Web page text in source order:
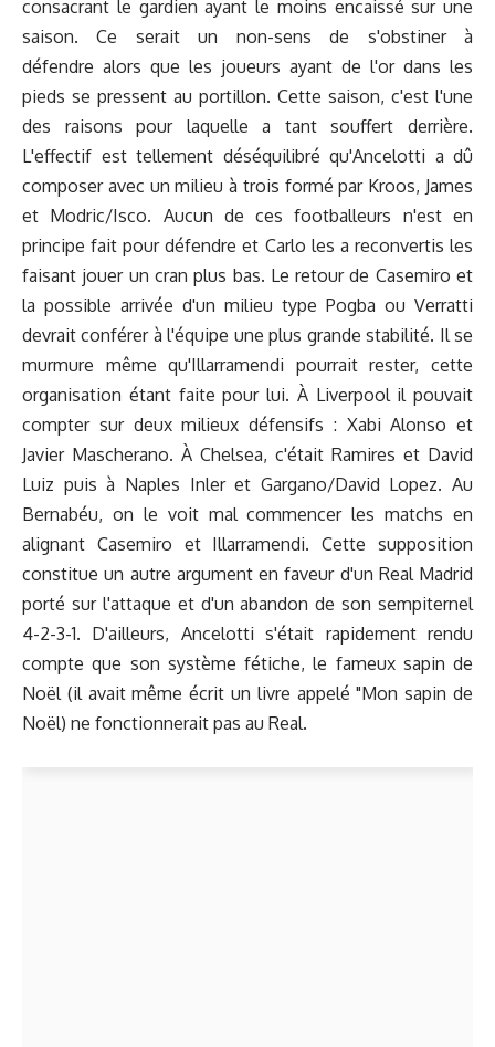
consacrant le gardien ayant le moins encaissé sur une
saison. Ce serait un non-sens de s'obstiner à
défendre alors que les joueurs ayant de l'or dans les
pieds se pressent au portillon. Cette saison, c'est l'une
des raisons pour laquelle a tant souffert derrière.
L'effectif est tellement déséquilibré qu'Ancelotti a dû
composer avec un milieu à trois formé par Kroos, James
et Modric/Isco. Aucun de ces footballeurs n'est en
principe fait pour défendre et Carlo les a reconvertis les
faisant jouer un cran plus bas. Le retour de Casemiro et
la possible arrivée d'un milieu type Pogba ou Verratti
devrait conférer à l'équipe une plus grande stabilité. Il se
murmure même qu'Illarramendi pourrait rester, cette
organisation étant faite pour lui. À Liverpool il pouvait
compter sur deux milieux défensifs : Xabi Alonso et
Javier Mascherano. À Chelsea, c'était Ramires et David
Luiz puis à Naples Inler et Gargano/David Lopez. Au
Bernabéu, on le voit mal commencer les matchs en
alignant Casemiro et Illarramendi. Cette supposition
constitue un autre argument en faveur d'un Real Madrid
porté sur l'attaque et d'un abandon de son sempiternel
4-2-3-1. D'ailleurs, Ancelotti s'était rapidement rendu
compte que son système fétiche, le fameux sapin de
Noël (il avait même écrit un livre appelé "Mon sapin de
Noël) ne fonctionnerait pas au Real.